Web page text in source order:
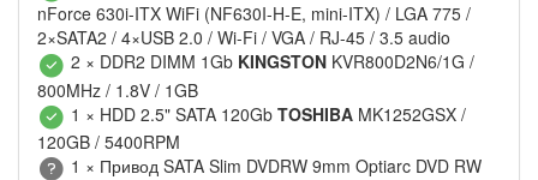
nForce 630i-ITX WiFi (NF630I-H-E, mini-ITX) / LGA 775 /
2×SATA2 / 4×USB 2.0 / Wi-Fi / VGA / RJ-45 / 3.5 audio
2 × DDR2 DIMM 1Gb KINGSTONKVR800D2N6/1G /
800MHz / 1.8V / 1GB
1 × HDD 2.5" SATA 120Gb TOSHIBAMK1252GSX /
120GB / 5400RPM
1 × Привод SATA Slim DVDRW 9mm Optiarc DVD RW